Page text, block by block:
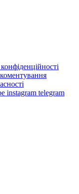
instagram telegram